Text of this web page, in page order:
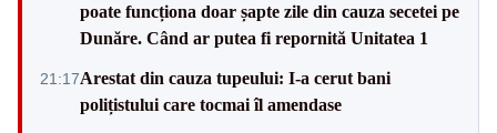
poate funcționa doar șapte zile din cauza secetei pe
Dunăre. Când ar putea fi repornită Unitatea 1
21:17Arestat din cauza tupeului: I-a cerut bani
polițistului care tocmai îl amendase